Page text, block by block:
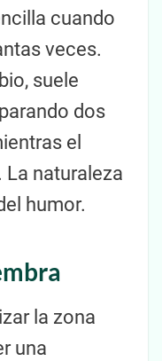
cuando
veces.
suele
dos
el
naturaleza
humor.
la zona
una